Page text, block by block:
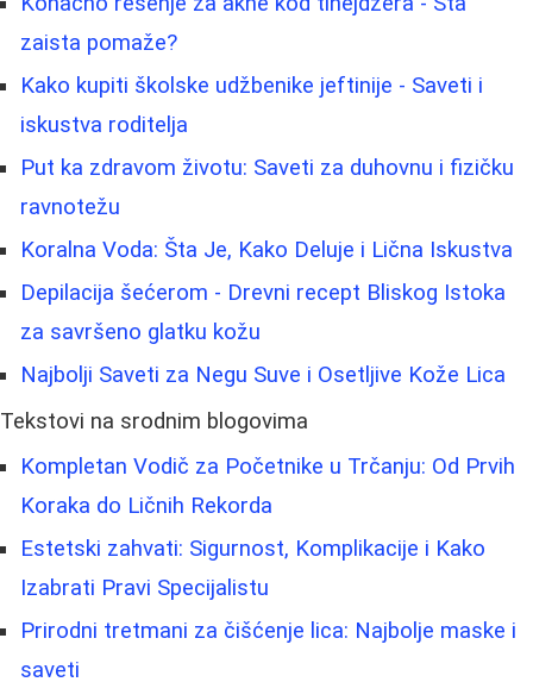
zaista pomaže?
Kako kupiti školske udžbenike jeftinije - Saveti i
iskustva roditelja
Put ka zdravom životu: Saveti za duhovnu i fizičku
ravnotežu
Koralna Voda: Šta Je, Kako Deluje i Lična Iskustva
Depilacija šećerom - Drevni recept Bliskog Istoka
za savršeno glatku kožu
Najbolji Saveti za Negu Suve i Osetljive Kože Lica
Tekstovi na srodnim blogovima
Kompletan Vodič za Početnike u Trčanju: Od Prvih
Koraka do Ličnih Rekorda
Estetski zahvati: Sigurnost, Komplikacije i Kako
Izabrati Pravi Specijalistu
Prirodni tretmani za čišćenje lica: Najbolje maske i
saveti